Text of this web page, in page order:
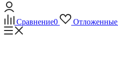
Сравнение0 Отложенные